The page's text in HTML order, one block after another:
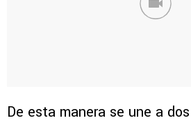
De esta manera se une a